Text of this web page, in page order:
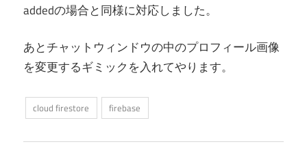
addedの場合と同様に対応しました。
あとチャットウィンドウの中のプロフィール画像
を変更するギミックを入れてやります。
cloud firestore firebase